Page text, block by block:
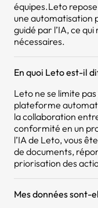
équipes.Leto
une automatisation
guidé par l’IA, ce
nécessaires.
En quoi Leto est-il
Leto ne se limite
plateforme
la collaboration
conformité en un
l’IA de Leto, vous
de documents,
priorisation des
Mes données sont-